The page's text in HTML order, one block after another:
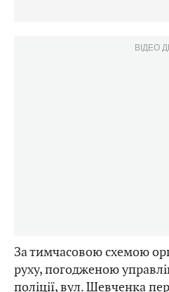
ВІДЕО
За тимчасовою схемою
руху, погодженою
поліції, вул. Шевченка